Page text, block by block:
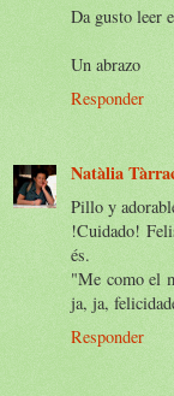
Da gusto leer
Un abrazo
Responder
Natàlia
Pillo y
!Cuidado!
és.
"Me como el
ja, ja,
Responder